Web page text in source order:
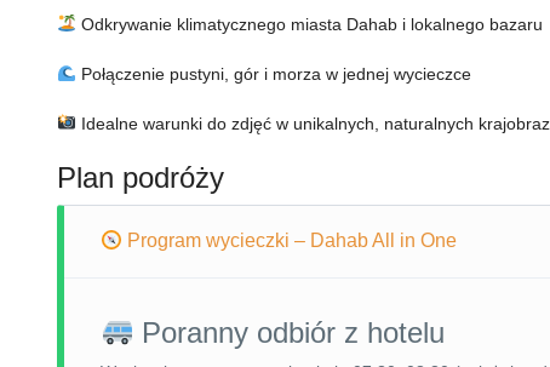
Odkrywanie klimatycznego miasta Dahab i lokalnego bazaru
Połączenie pustyni, gór i morza w jednej wycieczce
Idealne warunki do zdjęć w unikalnych, naturalnych
Plan podróży
Program wycieczki – Dahab All in One
Poranny odbiór z hotelu